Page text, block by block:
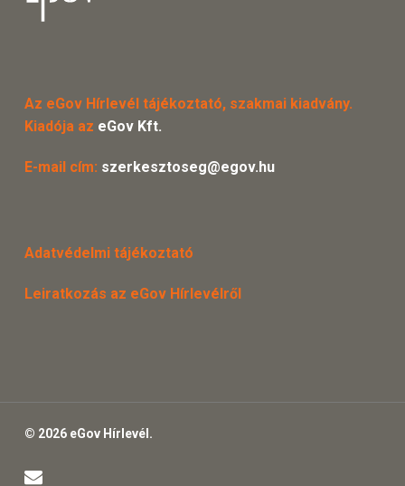
Az eGov Hírlevél tájékoztató, szakmai kiadvány.
Kiadója az eGov Kft.
E-mail cím: szerkesztoseg@egov.hu
Adatvédelmi tájékoztató
Leiratkozás az eGov Hírlevélről
© 2026 eGov Hírlevél.
email